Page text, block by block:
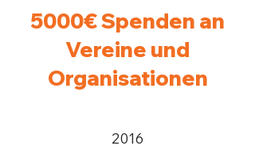
5000€ Spenden an
Vereine und
Organisationen
2016